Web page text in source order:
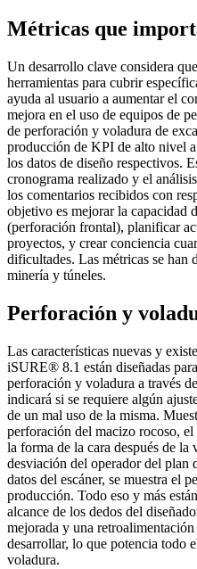
Métricas que
Un desarrollo clave considera
herramientas para cubrir
ayuda al usuario a aumentar el
mejora en el uso de equipos de
de perforación y voladura de
producción de KPI de alto nivel
los datos de diseño respectivos.
cronograma realizado y el
los comentarios recibidos con
objetivo es mejorar la capacidad
(perforación frontal), planificar
proyectos, y crear conciencia
dificultades. Las métricas se han
minería y túneles.
Perforación y
Las características nuevas y
iSURE® 8.1 están diseñadas
perforación y voladura a través
indicará si se requiere algún
de un mal uso de la misma.
perforación del macizo rocoso,
la forma de la cara después de
desviación del operador del plan
datos del escáner, se muestra el
producción. Todo eso y más
alcance de los dedos del
mejorada y una
desarrollar, lo que potencia todo
voladura.